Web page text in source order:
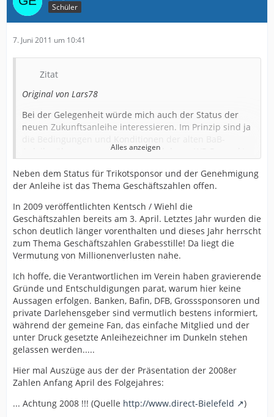
Schüler
7. Juni 2011 um 10:41
Zitat
Original von Lars78
Bei der Gelegenheit würde mich auch der Status der
neuen Zukunftsanleihe interessieren. Im Prinzip sind ja
Anleihe übernommen worden und deren WP-Prospekt
...
Wenn der Jahresabschluss 2010 vorliegt, sollte die
eine Formsache sein. Oder sind die neuen Zahlen so
schlecht, dass der BaFin-Kontrolleur in Ohnmacht
gefallen ist?
Bei der Gelegenheit würde mich auch der Status der
neuen Zukunftsanleihe interessieren. Im Prinzip sind ja
die Bedingungen und Konditionen der alten BaB-
Anleihe übernommen worden und deren WP-Prospekt
wurde genehmigt:
...
Wenn der Jahresabschluss 2010 vorliegt, sollte die
Genehmigung der neuen Zukunftsanleihe eigentlich
schlecht, dass der BaFin-Kontrolleur in Ohnmacht
Alles anzeigen
Neben dem Status für Trikotsponsor und der Genehmigung
der Anleihe ist das Thema Geschäftszahlen offen.
In 2009 veröffentlichten Kentsch / Wiehl die
Geschäftszahlen bereits am 3. April. Letztes Jahr wurden die
schon deutlich länger vorenthalten und dieses Jahr herrscht
zum Thema Geschäftszahlen Grabesstille! Da liegt die
Vermutung von Millionenverlusten nahe.
Ich hoffe, die Verantwortlichen im Verein haben gravierende
Gründe und Entschuldigungen parat, warum hier keine
Aussagen erfolgen. Banken, Bafin, DFB, Grosssponsoren und
private Darlehensgeber sind vermutlich bestens informiert,
während der gemeine Fan, das einfache Mitglied und der
unter Druck gesetzte Anleihezeichner im Dunkeln stehen
gelassen werden.....
Hier mal Auszüge aus der der Präsentation der 2008er
Zahlen Anfang April des Folgejahres:
... Achtung 2008 !!! (Quelle http://www.direct-Bielefeld
)